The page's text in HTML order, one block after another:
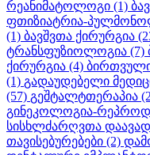
რეანიმატოლოგი (1)
ფთიზიატრია-
(1) ბავშვთა ქირურგია
ტრანსფუზიოლოგია (7)
ქირურგია (4)
(1) გადაუდებელი
(57) გეშტალტთერაპია
გინეკოლოგია-
სისხლძარღვთა
თავისებურებები (2)